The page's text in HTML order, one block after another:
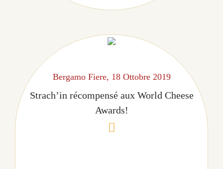
Bergamo Fiere, 18 Ottobre 2019
Strach’in récompensé aux World Cheese
Awards!